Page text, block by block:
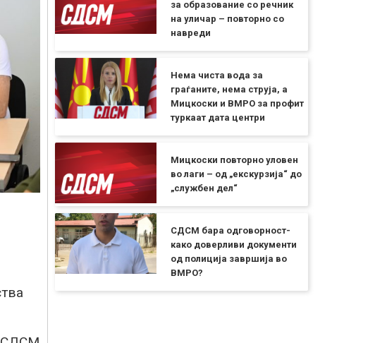
за образование со речник
на уличар – повторно со
навреди
Нема чиста вода за
граѓаните, нема струја, а
Мицкоски и ВМРО за профит
туркаат дата центри
Мицкоски повторно уловен
во лаги – од „екскурзија“ до
„службен дел“
СДСМ бара одговорност-
како доверливи документи
од полиција завршија во
ВМРО?